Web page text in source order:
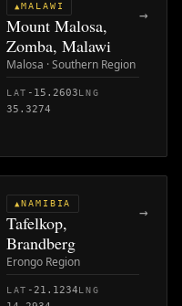
▲ MALAWI
Mount Malosa,
Zomba, Malawi
Malosa · Southern Region
LAT -15.2603LNG
35.3274
→
▲ NAMIBIA
Tafelkop,
Brandberg
Erongo Region
LAT -21.1234LNG
→